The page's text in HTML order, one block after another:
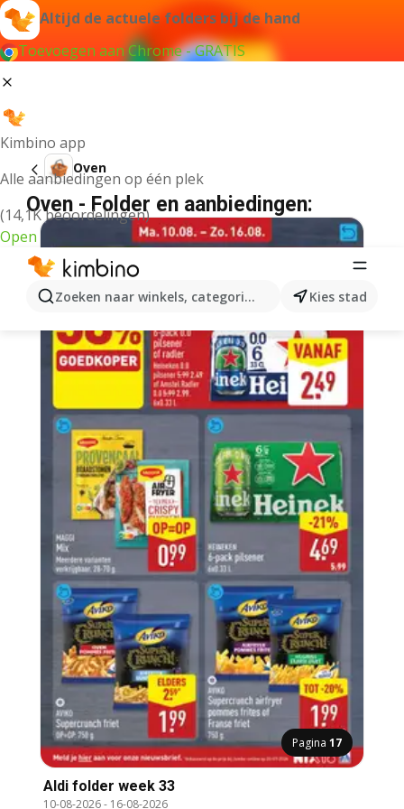
Altijd de actuele folders bij de hand
Toevoegen aan Chrome - GRATIS
Kimbino app
Alle aanbiedingen op één plek
(14,1K beoordelingen)
Open
Zoeken naar winkels, categorieën, producten...
Kies stad
Oven
Oven - Folder en aanbiedingen:
Pagina 17
Aldi folder week 33
10-08-2026- 16-08-2026